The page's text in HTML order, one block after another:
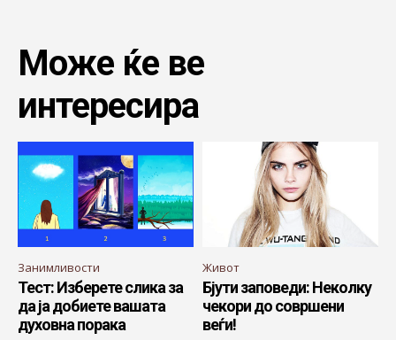
Може ќе ве
интересира
Занимливости
Тест: Изберете слика за
да ја добиете вашата
духовна порака
Живот
Бјути заповеди: Неколку
чекори до совршени
веѓи!